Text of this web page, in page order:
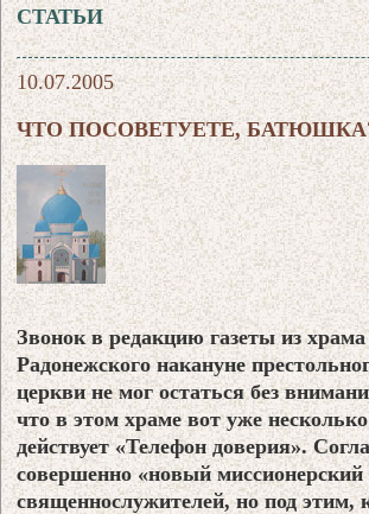
СТАТЬИ
10.07.2005
ЧТО ПОСОВЕТУЕТЕ,
Звонок в редакцию газеты из
Радонежского накануне
церкви не мог остаться без
что в этом храме вот уже
действует «Телефон доверия».
совершенно «новый миссионерский
священнослужителей, но под этим,